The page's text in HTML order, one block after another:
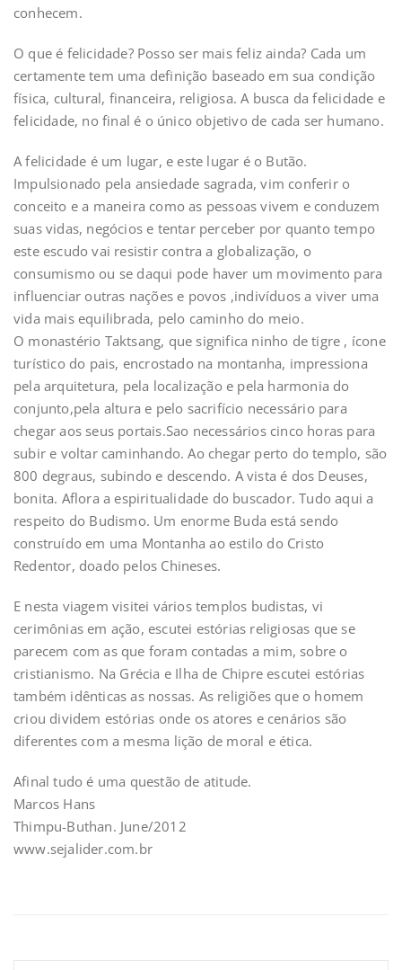
conhecem.
O que é felicidade? Posso ser mais feliz ainda? Cada um
certamente tem uma definição baseado em sua condição
física, cultural, financeira, religiosa. A busca da felicidade e
felicidade, no final é o único objetivo de cada ser humano.
A felicidade é um lugar, e este lugar é o Butão.
Impulsionado pela ansiedade sagrada, vim conferir o
conceito e a maneira como as pessoas vivem e conduzem
suas vidas, negócios e tentar perceber por quanto tempo
este escudo vai resistir contra a globalização, o
consumismo ou se daqui pode haver um movimento para
influenciar outras nações e povos ,indivíduos a viver uma
vida mais equilibrada, pelo caminho do meio.
O monastério Taktsang, que significa ninho de tigre , ícone
turístico do pais, encrostado na montanha, impressiona
pela arquitetura, pela localização e pela harmonia do
conjunto,pela altura e pelo sacrifício necessário para
chegar aos seus portais.Sao necessários cinco horas para
subir e voltar caminhando. Ao chegar perto do templo, são
800 degraus, subindo e descendo. A vista é dos Deuses,
bonita. Aflora a espiritualidade do buscador. Tudo aqui a
respeito do Budismo. Um enorme Buda está sendo
construído em uma Montanha ao estilo do Cristo
Redentor, doado pelos Chineses.
E nesta viagem visitei vários templos budistas, vi
cerimônias em ação, escutei estórias religiosas que se
parecem com as que foram contadas a mim, sobre o
cristianismo. Na Grécia e Ilha de Chipre escutei estórias
também idênticas as nossas. As religiões que o homem
criou dividem estórias onde os atores e cenários são
diferentes com a mesma lição de moral e ética.
Afinal tudo é uma questão de atitude.
Marcos Hans
Thimpu-Buthan. June/2012
www.sejalider.com.br